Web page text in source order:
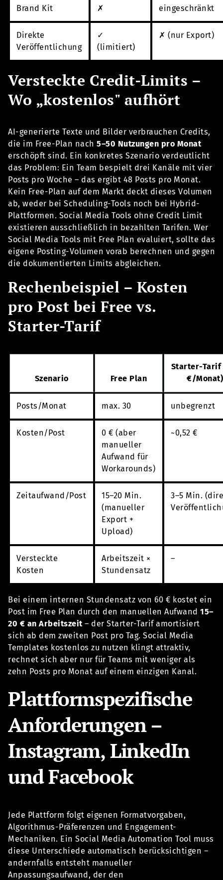
Brand Kit ✗ eingeschränkt
Direkte
Veröffentlichung
✓
(limitiert)
✗ (nur Export)
Versteckte Credit-Limits –
Wo „kostenlos" aufhört
AI-generierte Texte und Bilder verbrauchen Credits,
die im Free-Plan nach 5–50 Nutzungen pro Monat
erschöpft sind. Ein konkretes Szenario verdeutlicht
das Problem: Ein Team bespielt drei Kanäle mit vier
Posts pro Woche – das ergibt 48 Posts pro Monat.
Kein Free-Plan auf dem Markt deckt dieses Volumen
ab, weder bei Scheduling-Tools noch bei Hybrid-
Plattformen. Social Media Tools ohne Credit Limit
existieren ausschließlich in bezahlten Tarifen. Wer
Social Media Tools mit Free Plan evaluiert, sollte das
eigene Posting-Volumen vorab berechnen und gegen
die dokumentierten Limits abgleichen.
Rechenbeispiel – Kosten
pro Post bei Free vs.
Starter-Tarif
Szenario Free Plan
Starter-Tarif
€/Monat)
Posts/Monat max. 30 unbegrenzt
Kosten/Post
0 € (aber
manueller
Aufwand für
Workarounds)
~0,52 €
Zeitaufwand/Post
15–20 Min.
(manueller
Export +
Upload)
3–5 Min.
Versteckte
Kosten
Arbeitszeit ×
Stundensatz
–
Bei einem internen Stundensatz von 60 € kostet ein
Post im Free Plan durch den manuellen Aufwand 15–
20 € an Arbeitszeit – der Starter-Tarif amortisiert
sich ab dem zweiten Post pro Tag. Social Media
Templates kostenlos zu nutzen klingt attraktiv,
rechnet sich aber nur für Teams mit weniger als
zehn Posts pro Monat auf einem einzigen Kanal.
Plattformspezifische
Anforderungen –
Instagram, LinkedIn
und Facebook
Jede Plattform folgt eigenen Formatvorgaben,
Algorithmus-Präferenzen und Engagement-
Mechaniken. Ein Social Media Automation Tool muss
diese Unterschiede automatisch berücksichtigen –
andernfalls entsteht manueller
Anpassungsaufwand, der den